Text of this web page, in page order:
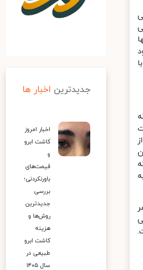
جدیدترین اخبار ها
اخبار امروز
کاشت ابرو
قیمت‌های
باورنکردنی؛
بررسی
جدیدترین
روش‌ها و
هزینه
کاشت ابرو
طبیعی در
سال ۱۴۰۵